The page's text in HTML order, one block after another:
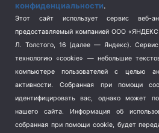
Спорт (740)
Терроризм (1)
Транспорт (262)
Туризм (178)
Флот (76)
Школа и спорт (2)
конфиденциальности.
Этот сайт использует сервис веб-
предоставляемый компанией ООО
Л. Толстого, 16 (далее — Яндекс). Сервис
технологию «cookie» — небольшие
компьютере пользователей с целью
активности.
Собранная при помощи
идентифицировать вас, однако может
нашего сайта. Информация об
собранная при помощи cookie, будет